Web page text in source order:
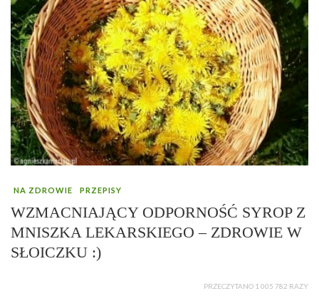
NA ZDROWIE PRZEPISY
WZMACNIAJĄCY ODPORNOŚĆ SYROP Z
MNISZKA LEKARSKIEGO – ZDROWIE W
SŁOICZKU :)
PRZECZYTANO 1 005 782 RAZY